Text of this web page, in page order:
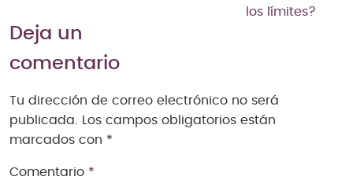
los límites?
Deja un
comentario
Tu dirección de correo electrónico no será
publicada.
Los campos obligatorios están
marcados con *
Comentario *